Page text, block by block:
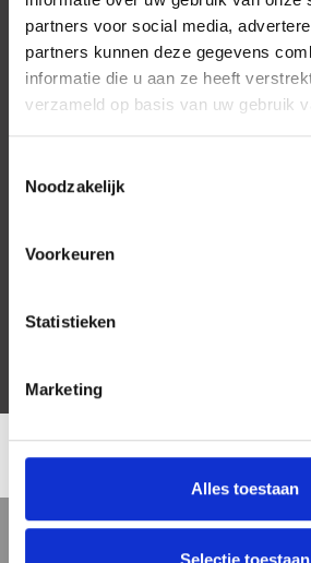
partners voor social media,
partners kunnen deze gegevens
informatie die u aan ze heeft
verzameld op basis van uw gebruik
Noodzakelijk
Voorkeuren
Statistieken
Marketing
Alles toestaan
5 min 10 min